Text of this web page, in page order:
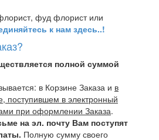
фуд флорист или
к нам здесь..!
полной суммой
в Корзине Заказа и в
поступившем в электронный
при оформлении Заказа.
на эл. почту Вам поступят
Полную сумму своего